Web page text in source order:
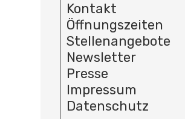
Kontakt
Öffnungszeiten
Stellenangebote
Newsletter
Presse
Impressum
Datenschutz